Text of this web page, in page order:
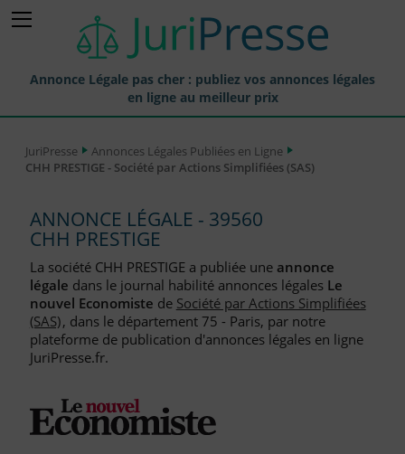
Annonce Légale pas cher : publiez vos annonces légales
en ligne au meilleur prix
Annonces Légales Publiées
Journaux Habilités (JAL) Annonces Légales
Départements pour la Publication d'Annonces Légales
Liste des Greffes
Liste des CCI
FAQ
JuriPresse
Annonces Légales Publiées en Ligne
CHH PRESTIGE - Société par Actions Simplifiées (SAS)
ANNONCE LÉGALE - 39560
CHH PRESTIGE
La société CHH PRESTIGE a publiée une annonce
légale dans le journal habilité annonces légales Le
nouvel Economiste de Société par Actions Simplifiées
(SAS), dans le département 75 - Paris, par notre
plateforme de publication d'annonces légales en ligne
JuriPresse.fr.